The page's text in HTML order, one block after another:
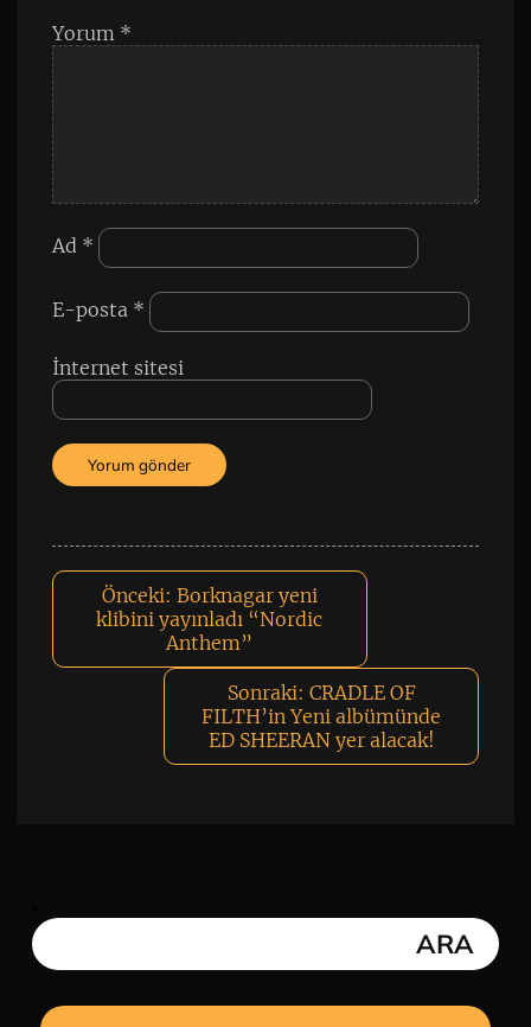
Yorum *
Ad *
E-posta *
İnternet sitesi
Önceki: Borknagar yeni
klibini yayınladı “Nordic
Anthem”
Sonraki: CRADLE OF
FILTH’in Yeni albümünde
ED SHEERAN yer alacak!